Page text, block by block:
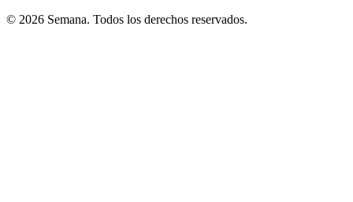
© 2026 Semana. Todos los derechos reservados.